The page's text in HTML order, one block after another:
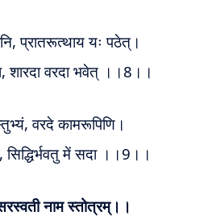
प्रातरूत्थाय यः पठेत्।
शारदा वरदा भवेत् ।।8।।
वरदे कामरूपिणि ।
सिद्धिर्भवतु में सदा ।।9।।
नाम स्तोत्रम्।।